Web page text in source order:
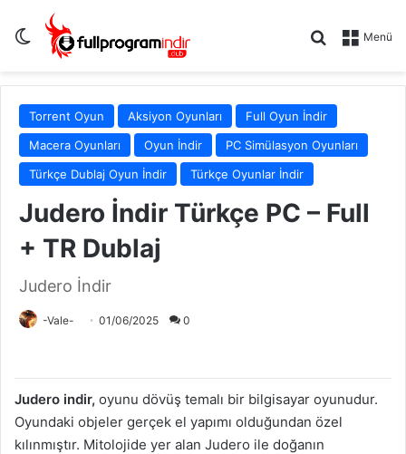
Dış görünümü değiştir Menü
Arama yap
Torrent Oyun Aksiyon Oyunları
Full Oyun İndir
Macera Oyunları
Oyun İndir
PC Simülasyon Oyunları
Türkçe Dublaj Oyun İndir
Türkçe Oyunlar İndir
Judero İndir Türkçe PC – Full
+ TR Dublaj
Judero İndir
-Vale- 01/06/2025 0
Judero indir, oyunu dövüş temalı bir bilgisayar oyunudur.
Oyundaki objeler gerçek el yapımı olduğundan özel
kılınmıştır. Mitolojide yer alan Judero ile doğanın